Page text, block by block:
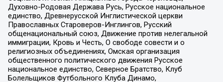
Духовно-Родовая Держава Русь, Русское национальное
единство, Древнерусской Инглистической церкви
Православных Староверов-Инглингов, Русский
общенациональный союз, Движение против нелегальной
иммиграции, Кровь и Честь, О свободе совести и о
религиозных объединениях, Омская организация
общественного политического движения Русское
национальное единство, Северное Братство, Клуб
Болельщиков Футбольного Клуба Динамо,